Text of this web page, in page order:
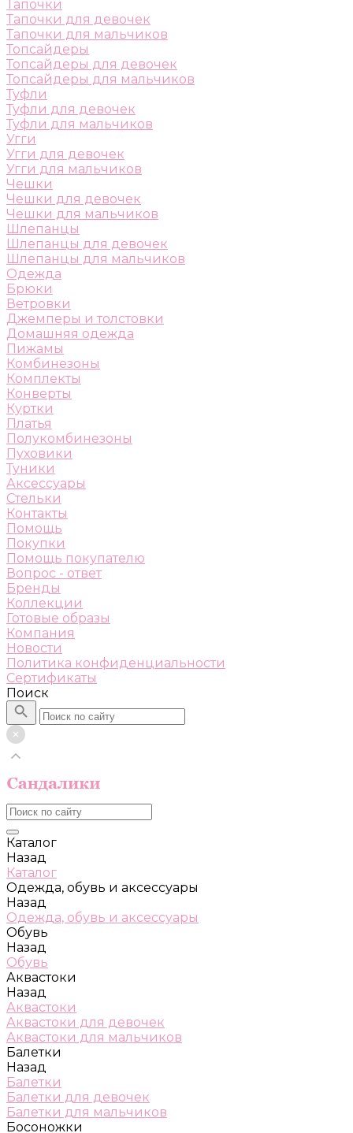
Тапочки
Тапочки для девочек
Тапочки для мальчиков
Топсайдеры
Топсайдеры для девочек
Топсайдеры для мальчиков
Туфли
Туфли для девочек
Туфли для мальчиков
Угги
Угги для девочек
Угги для мальчиков
Чешки
Чешки для девочек
Чешки для мальчиков
Шлепанцы
Шлепанцы для девочек
Шлепанцы для мальчиков
Одежда
Брюки
Ветровки
Джемперы и толстовки
Домашняя одежда
Пижамы
Комбинезоны
Комплекты
Конверты
Куртки
Платья
Полукомбинезоны
Пуховики
Туники
Аксессуары
Стельки
Контакты
Помощь
Покупки
Помощь покупателю
Вопрос - ответ
Бренды
Коллекции
Готовые образы
Компания
Новости
Политика конфиденциальности
Сертификаты
Поиск
Каталог
Назад
Каталог
Одежда, обувь и аксессуары
Назад
Одежда, обувь и аксессуары
Обувь
Назад
Обувь
Аквастоки
Назад
Аквастоки
Аквастоки для девочек
Аквастоки для мальчиков
Балетки
Назад
Балетки
Балетки для девочек
Балетки для мальчиков
Босоножки